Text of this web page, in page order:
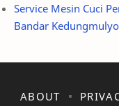
Service Mesin Cuci
Bandar Kedungmulyo
ABOUT